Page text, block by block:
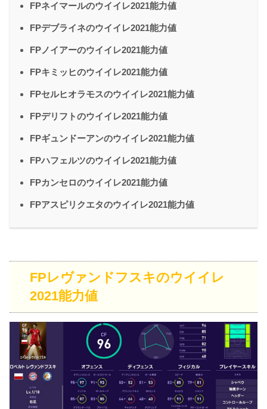
FPネイマールのウイイレ2021能力値
FPデブライネのウイイレ2021能力値
FPノイアーのウイイレ2021能力値
FPキミッヒのウイイレ2021能力値
FPセルヒオラモスのウイイレ2021能力値
FPデリフトのウイイレ2021能力値
FPギュンドーアンのウイイレ2021能力値
FPハフェルツのウイイレ2021能力値
FPカンセロのウイイレ2021能力値
FPアスピリクエタのウイイレ2021能力値
FPレヴァンドフスキのウイイレ
2021能力値